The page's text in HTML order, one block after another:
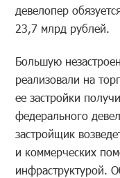
девелопер
23,7 млрд рублей.
Большую
реализовали на
ее застройки
федерального
застройщик
и коммерческих
инфраструктурой.